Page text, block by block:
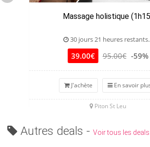
Massage holistique
30 jours 21 heures
39.00€ 95.00€ -59%
J'achète En savoir
Piton St Leu
Autres deals - Voir tous les deals